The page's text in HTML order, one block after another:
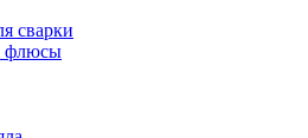
сварки
флюсы